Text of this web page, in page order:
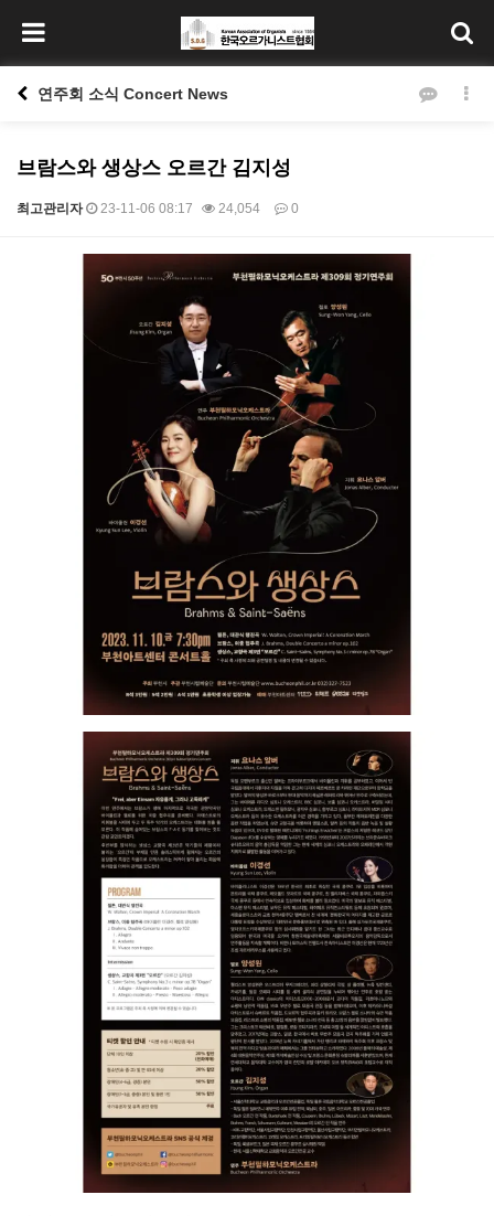
연주회 소식 Concert News
브람스와 생상스 오르간 김지성
최고관리자 23-11-06 08:17 24,054 0